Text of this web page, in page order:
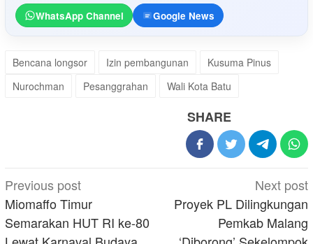
WhatsApp Channel Google News
Bencana longsor Izin pembangunan
Kusuma Pinus
Nurochman
Pesanggrahan Wali Kota Batu
SHARE
Post
navigation
Previous post
Miomaffo Timur
Semarakan HUT RI ke-80
Next post
Proyek PL Dilingkungan
Pemkab Malang